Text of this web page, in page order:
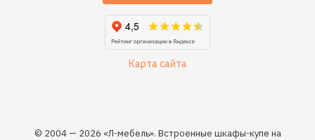
Карта сайта
© 2004 — 2026 «Л-мебель». Встроенные шкафы-купе на